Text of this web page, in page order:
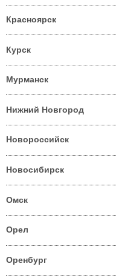
Красноярск
Курск
Мурманск
Нижний Новгород
Новороссийск
Новосибирск
Омск
Орел
Оренбург